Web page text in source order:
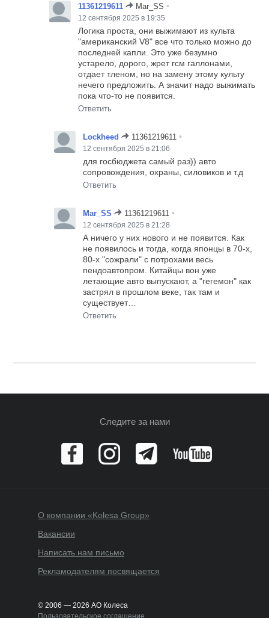
11361219611 Mar_SS •
12 сентября 2025 в 19:35
Логика проста, они выжимают из культа
"американский V8" все что только можно до
последней капли. Это уже безумно
устарело, дорого, жрет гсм галлонами,
отдает тленом, но на замену этому культу
нечего предложить. А значит надо выжимать
пока что-то не появится.
Ответить
Lockheed 11361219611 •
12 сентября 2025 в 21:06
для госбюджета самый раз)) авто
сопровождения, охраны, силовиков и т.д
Ответить
Mar_SS 11361219611 •
12 сентября 2025 в 21:28
А ничего у них нового и не появится. Как
не появилось и тогда, когда японцы в 70-х,
80-х "сожрали" с потрохами весь
пендоавтопром. Китайцы вон уже
летающие авто выпускают, а "гегемон" как
застрял в прошлом веке, так там и
существует…
Ответить
Следите за нами
О компании «Kolesa Group»
Вакансии
Написать нам письмо
Рекламодателям посвящается
© 2006 — 2026 АО Колеса
Пользовательское соглашение